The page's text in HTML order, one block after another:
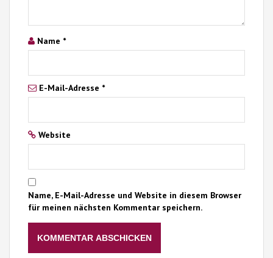
Name *
E-Mail-Adresse *
Website
Name, E-Mail-Adresse und Website in diesem Browser
für meinen nächsten Kommentar speichern.